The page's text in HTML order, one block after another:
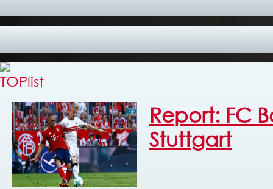
Report: FC
Stuttgart